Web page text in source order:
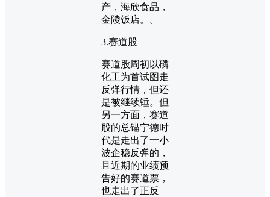
产，海欣食品，
金陵饭店。。
3.赛道股
赛道股周初以磷
化工为首试图走
反弹行情，但还
是被继续锤。但
另一方面，赛道
股的总锚宁德时
代是走出了一小
波企稳反弹的，
且近期的业绩预
告好的赛道票，
也走出了正反